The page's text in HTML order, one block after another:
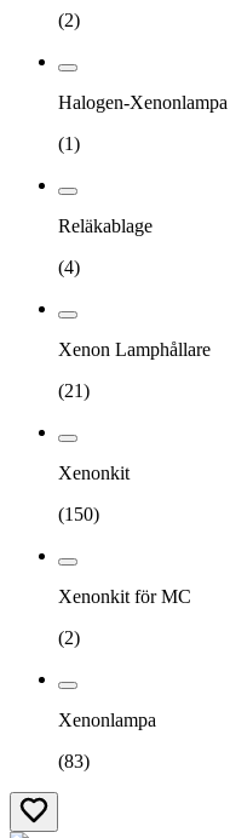
(2)
Halogen-Xenonlampa
(1)
Reläkablage
(4)
Xenon Lamphållare
(21)
Xenonkit
(150)
Xenonkit för MC
(2)
Xenonlampa
(83)